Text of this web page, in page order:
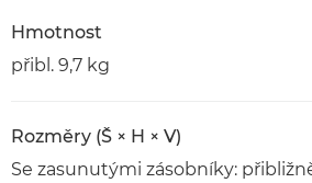
Hmotnost
přibl. 9,7 kg
Rozměry (Š × H × V)
Se zasunutými zásobníky: